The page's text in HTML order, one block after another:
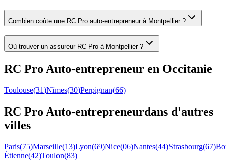
Combien coûte une RC Pro auto-entrepreneur à Montpellier ?
Où trouver un assureur RC Pro à Montpellier ?
RC Pro Auto-entrepreneur en Occitanie
Toulouse(31)Nîmes(30)Perpignan(66)
RC Pro Auto-entrepreneurdans d'autres
villes
Paris(75)Marseille(13)Lyon(69)Nice(06)Nantes(44)Strasbourg(67)
Étienne(42)Toulon(83)